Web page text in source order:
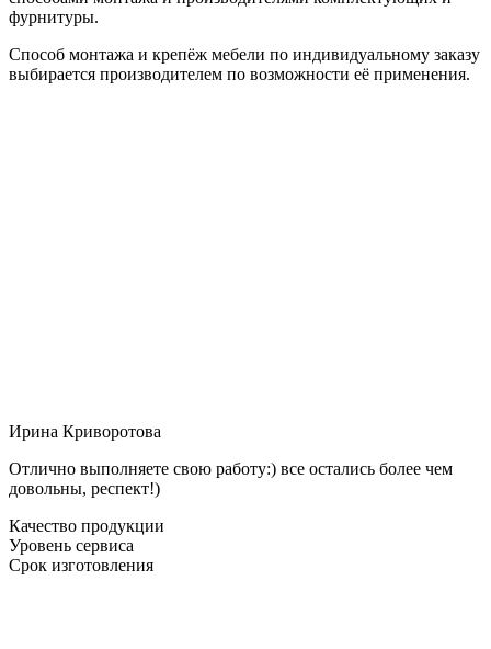
фурнитуры.
Способ монтажа и крепёж мебели по индивидуальному заказу
выбирается производителем по возможности её применения.
Ирина Криворотова
Отлично выполняете свою работу:) все остались более чем
довольны, респект!)
Качество продукции
Уровень сервиса
Срок изготовления